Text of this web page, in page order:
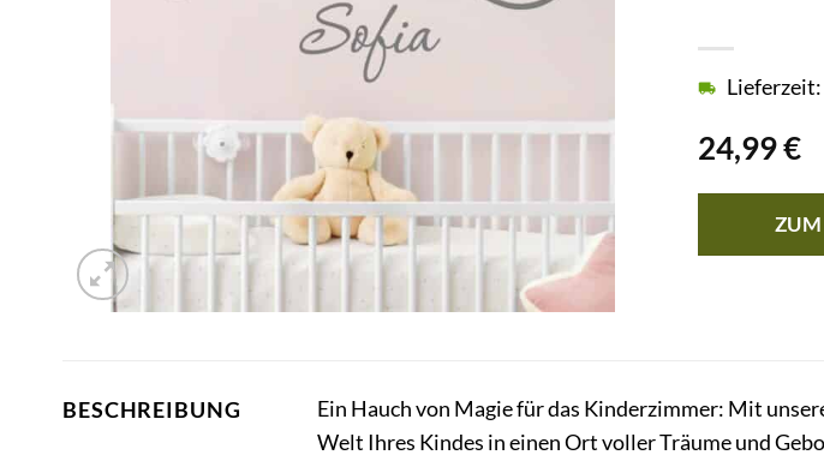
24,99€
ZUM
BESCHREIBUNG
Ein Hauch von Magie für das Kinderzimmer: Mit
Welt Ihres Kindes in einen Ort voller Träume und